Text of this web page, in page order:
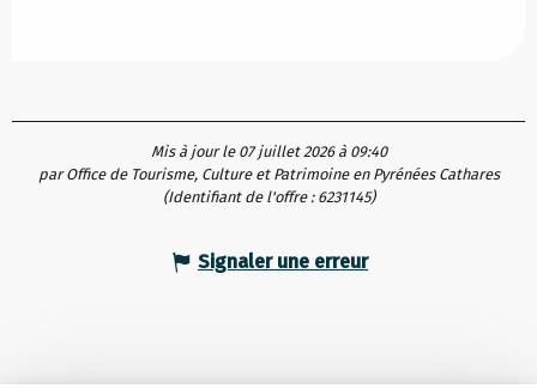
Mis à jour le 07 juillet 2026 à 09:40
par Office de Tourisme, Culture et Patrimoine en Pyrénées Cathares
(Identifiant de l'offre : 6231145)
Signaler une erreur